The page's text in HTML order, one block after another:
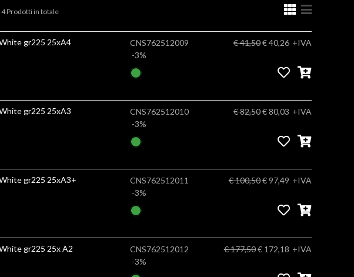
4 Prodotti in totale
Canson Infinity Somerset Enhanced Satin White gr225 25xA4
CNS762512009
-3%
€ 41,50€ 40,26 +IVA
Canson Infinity Somerset Enhanced Satin White gr225 25xA3
CNS762512010
-3%
€ 82,50€ 80,03 +IVA
Canson Infinity Somerset Enhanced Satin White gr225 25xA3+
CNS762512011
-3%
€ 100,50€ 97,49 +IVA
Canson Infinity Somerset Enhanced Satin White gr225 25x A2
CNS762512012
-3%
€ 177,50€ 172,18 +IVA